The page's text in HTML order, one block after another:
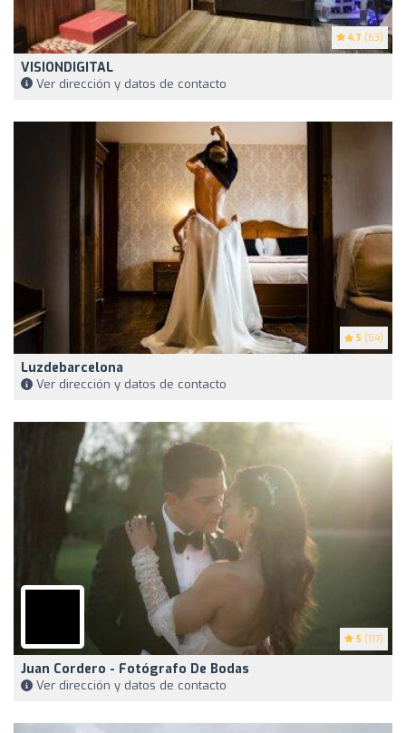
4.7 (63)
VISIONDIGITAL
Ver dirección y datos de contacto
5 (54)
Luzdebarcelona
Ver dirección y datos de contacto
5 (117)
Juan Cordero - Fotógrafo De Bodas
Ver dirección y datos de contacto